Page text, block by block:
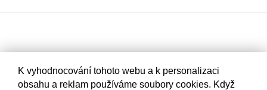
K vyhodnocování tohoto webu a k personalizaci
obsahu a reklam používáme soubory cookies. Když